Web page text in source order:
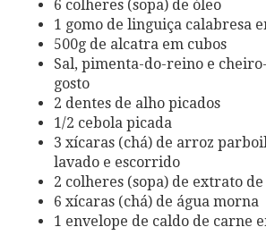
6 colheres (sopa) de óleo
1 gomo de linguiça calabresa
500g de alcatra em cubos
Sal, pimenta-do-reino e
gosto
2 dentes de alho picados
1/2 cebola picada
3 xícaras (chá) de arroz
lavado e escorrido
2 colheres (sopa) de extrato
6 xícaras (chá) de água morna
1 envelope de caldo de carne